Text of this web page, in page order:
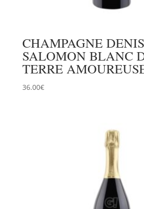
CHAMPAGNE DENIS
SALOMON BLANC
TERRE
36.00€